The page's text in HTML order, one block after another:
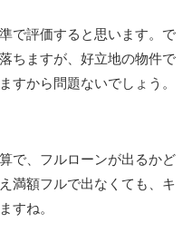
で評価すると思います。で
ちますが、好立地の物件で
すから問題ないでしょう。
で、フルローンが出るかど
満額フルで出なくても、キ
すね。